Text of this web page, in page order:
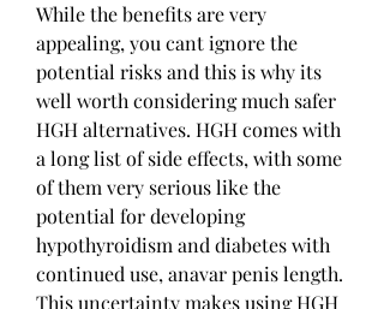
While the benefits are very
appealing, you cant ignore the
potential risks and this is why its
well worth considering much safer
HGH alternatives. HGH comes with
a long list of side effects, with some
of them very serious like the
potential for developing
hypothyroidism and diabetes with
continued use, anavar penis length.
This uncertainty makes using HGH